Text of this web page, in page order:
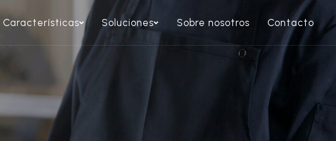
Características Soluciones Sobre nosotros Contacto